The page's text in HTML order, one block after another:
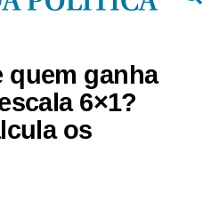
quem ganha
6×1?
os